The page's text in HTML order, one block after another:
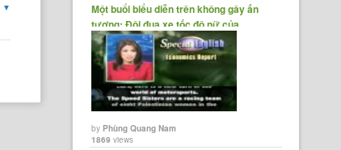
▼
Một buổi biểu diễn trên không gây ấn
tượng; Đội đua xe tốc độ nữ của......
byPhùng Quang Nam
1869 views